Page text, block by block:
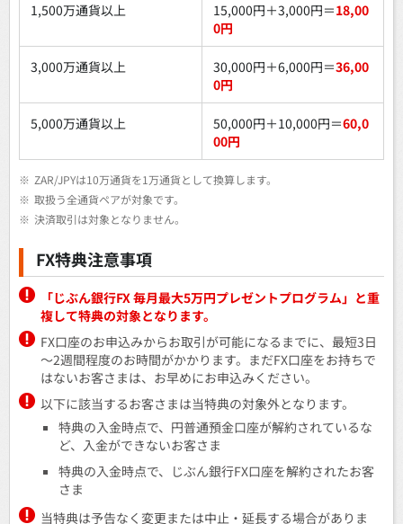
1,500万通貨以上 15,000円＋3,000円＝18,00
0円
3,000万通貨以上 30,000円＋6,000円＝36,00
0円
5,000万通貨以上 50,000円＋10,000円＝60,0
00円
※ ZAR/JPYは10万通貨を1万通貨として換算します。
※ 取扱う全通貨ペアが対象です。
※ 決済取引は対象となりません。
FX特典注意事項
「じぶん銀行FX 毎月最大5万円プレゼントプログラム」と重
複して特典の対象となります。
FX口座のお申込みからお取引が可能になるまでに、最短3日
～2週間程度のお時間がかかります。まだFX口座をお持ちで
はないお客さまは、お早めにお申込みください。
以下に該当するお客さまは当特典の対象外となります。
特典の入金時点で、円普通預金口座が解約されているな
ど、入金ができないお客さま
特典の入金時点で、じぶん銀行FX口座を解約されたお客
さま
当特典は予告なく変更または中止・延長する場合がありま